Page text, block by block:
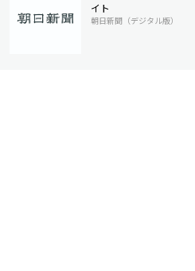
イト
朝日新聞（デジタル版）